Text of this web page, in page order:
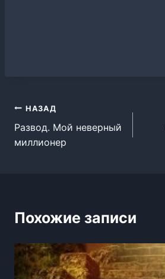
Навигация
по
НАЗАД
Развод. Мой неверный
миллионер
Похожие записи